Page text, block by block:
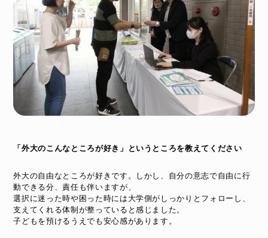
「外大のこんなところが好き」というところを教えてください
外大の自由なところが好きです。しかし、自分の意志で自由に行
動できる分、責任も伴いますが、
選択に迷った時や困った時には大学側がしっかりとフォローし、
支えてくれる体制が整っていると感じました。
子どもを預けるうえでも安心感があります。